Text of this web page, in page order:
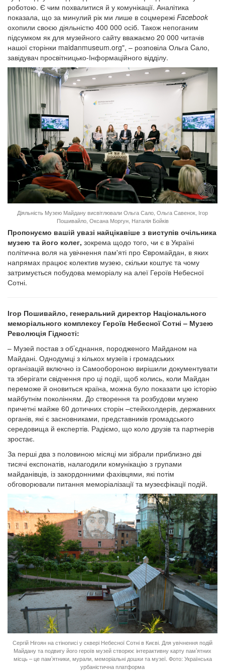
роботою. Є чим похвалитися й у комунікації. Аналітика
показала, що за минулий рік ми лише в соцмережі Facebook
охопили своєю діяльністю 400 000 осіб. Також непоганим
підсумком як для музейного сайту вважаємо 20 000 читачів
нашої сторінки maidanmuseum.org", – розповіла Ольга Cало,
завідувач просвітницько-Інформаційного відділу.
Діяльність Музею Майдану висвітлювали Ольга Сало, Ольга Савенок, Ігор
Пошивайло, Оксана Моргун, Наталія Бойків
Пропонуємо вашій увазі найцікавіше з виступів очільника
музею та його колег, зокрема щодо того, чи є в Україні
політична воля на увічнення пам'яті про Євромайдан, в яких
напрямах працює колектив музею, скільки коштує та чому
затримується побудова меморіалу на алеї Героїв Небесної
Сотні.
Ігор Пошивайло, генеральний директор Національного
меморіального комплексу Героїв Небесної Сотні – Музею
Революція Гідності:
– Музей постав з об’єднання, породженого Майданом на
Майдані. Однодумці з кількох музеїв і громадських
організацій включно із Самообороною вирішили документувати
та зберігати свідчення про ці події, щоб колись, коли Майдан
переможе й оновиться країна, можна було показати цю історію
майбутнім поколінням. До створення та розбудови музею
причетні майже 60 дотичних сторін –стейкхолдерів, державних
органів, які є засновниками, представників громадського
середовища й експертів. Радіємо, що коло друзів та партнерів
зростає.
За перші два з половиною місяці ми зібрали приблизно дві
тисячі експонатів, налагодили комунікацію з групами
майданівців, із закордонними фахівцями, які потім
обговорювали питання меморіалізації та музеєфікації подій.
Сергій Нігоян на стінописі у сквері Небесної Сотні в Києві. Для увічнення подій
Майдану та подвигу його героїв музей створює інтерактивну карту пам’ятних
місць – це пам’ятники, мурали, меморіальні дошки та музеї. Фото: Українська
урбаністична платформа